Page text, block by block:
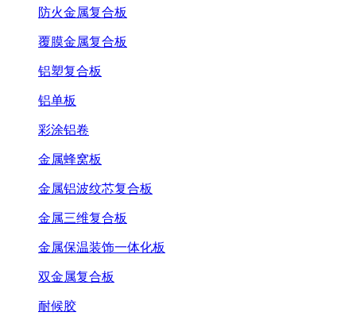
防火金属复合板
覆膜金属复合板
铝塑复合板
铝单板
彩涂铝卷
金属蜂窝板
金属铝波纹芯复合板
金属三维复合板
金属保温装饰一体化板
双金属复合板
耐候胶